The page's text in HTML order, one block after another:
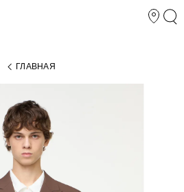
ГЛАВНАЯ